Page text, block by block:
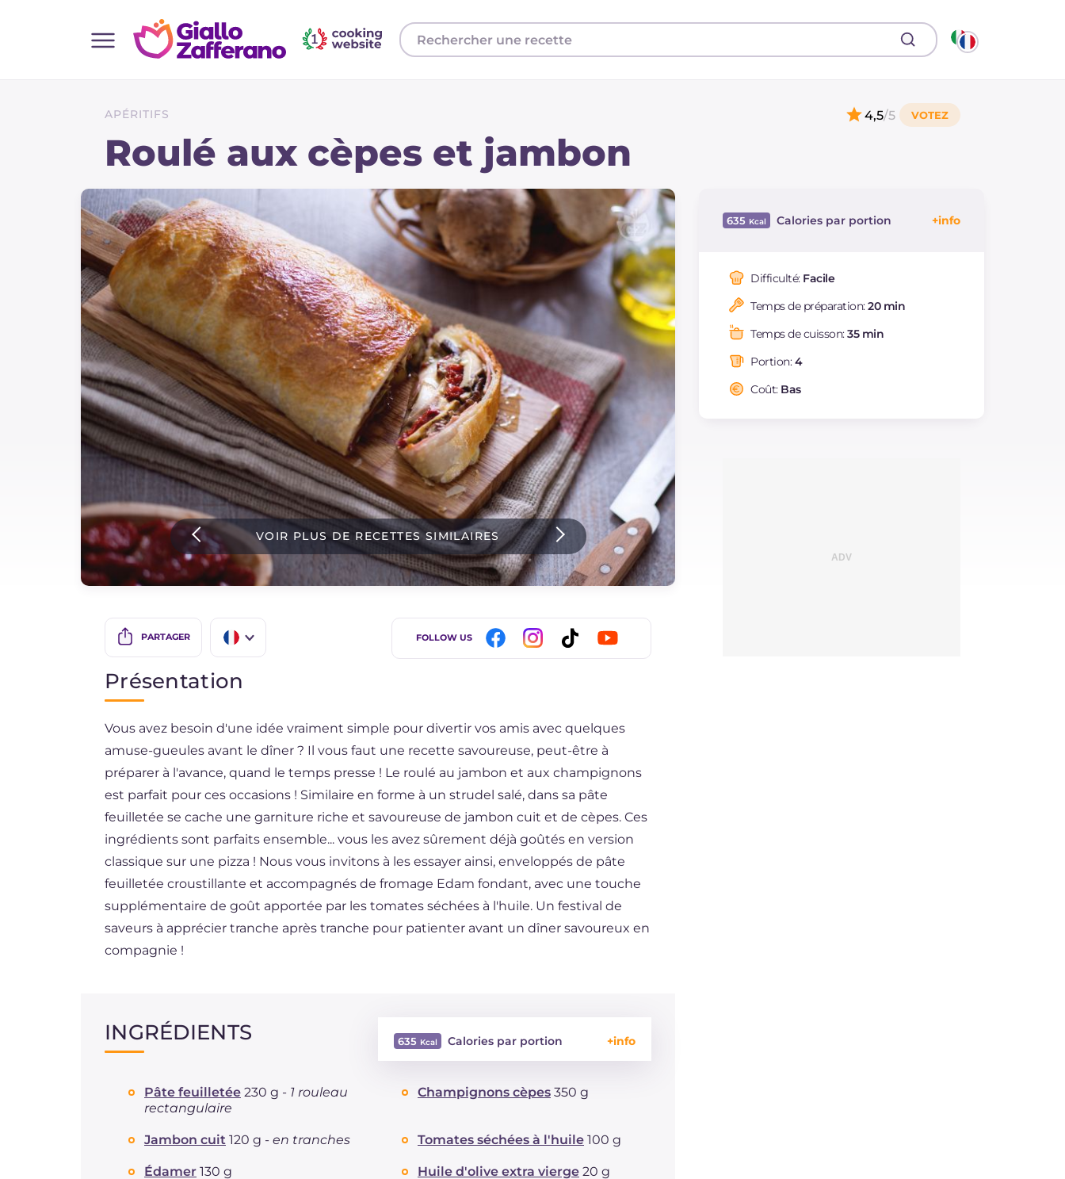
Toutes les recettes
Plats principaux
Boissons et rafraîchissements
Accompagnement
Pizzas et focaccia
Gateaux et patisserie
Dernieres recettes
IT Website
Instagram
YouTube
APÉRITIFS
Roulé aux cèpes et jambon
4,5/5
VOIR PLUS DE RECETTES SIMILAIRES
PARTAGER
DE
BR
NL
FOLLOW US
635 Calories par portion
Dont sucres
Protéine g
Graisses
saturés
Fibre
Cholestérol
Difficulté: Facile
Temps de préparation:20 min
Temps de cuisson:35 min
Portion:4
Coût: Bas
Présentation
Vous avez besoin d'une idée vraiment simple pour divertir vos amis avec quelques
amuse-gueules avant le dîner ? Il vous faut une recette savoureuse, peut-être à
préparer à l'avance, quand le temps presse ! Le roulé au jambon et aux champignons
est parfait pour ces occasions ! Similaire en forme à un strudel salé, dans sa pâte
feuilletée se cache une garniture riche et savoureuse de jambon cuit et de cèpes. Ces
ingrédients sont parfaits ensemble... vous les avez sûrement déjà goûtés en version
classique sur une pizza ! Nous vous invitons à les essayer ainsi, enveloppés de pâte
feuilletée croustillante et accompagnés de fromage Edam fondant, avec une touche
supplémentaire de goût apportée par les tomates séchées à l'huile. Un festival de
saveurs à apprécier tranche après tranche pour patienter avant un dîner savoureux en
compagnie !
INGRÉDIENTS 635 Calories par portion
Glucides g
Protéine g 24.1
dont acides gras saturés g 16.65
Pâte feuilletée 230 g - 1 rouleau
rectangulaire
Champignons cèpes 350 g
Jambon cuit 120 g - en tranches Tomates séchées à l'huile 100 g
Édamer 130 g Huile d'olive extra vierge 20 g